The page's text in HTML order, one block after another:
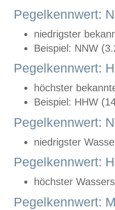
Pegelkennwert:
niedrigster
Beispiel: NNW
Pegelkennwert:
höchster
Beispiel: HHW
Pegelkennwert:
niedrigster
Pegelkennwert:
höchster
Pegelkennwert: